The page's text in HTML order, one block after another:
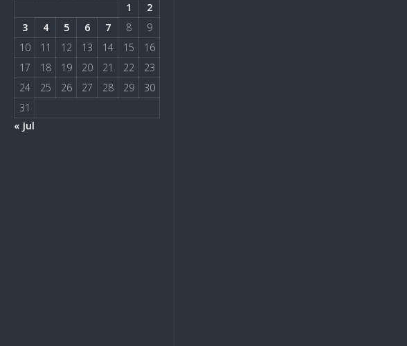
1
2
3
4 5 6 7 8
9
10
11 12 13 14 15
16
17
18 19 20 21 22
23
24
25 26 27 28 29
30
31
« Jul